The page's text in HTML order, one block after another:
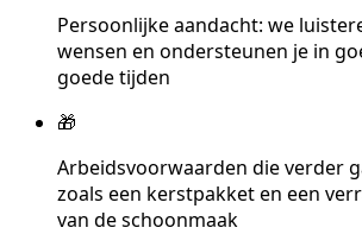
Persoonlijke aandacht: we
wensen en ondersteunen je in
goede tijden
🎁
Arbeidsvoorwaarden die verder
zoals een kerstpakket en een
van de schoonmaak